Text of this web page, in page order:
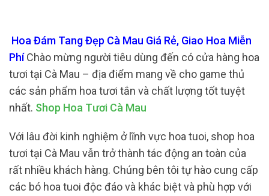
Hoa Đám Tang Đẹp Cà Mau Giá Rẻ, Giao Hoa Miễn
PhíChào mừng người tiêu dùng đến có cửa hàng hoa
tươi tại Cà Mau – địa điểm mang về cho game thủ
các sản phẩm hoa tươi tắn và chất lượng tốt tuyệt
nhất. Shop Hoa Tươi Cà Mau
Với lâu đời kinh nghiệm ở lĩnh vực hoa tuoi, shop hoa
tươi tại Cà Mau vẫn trở thành tác động an toàn của
rất nhiều khách hàng. Chúng bên tôi tự hào cung cấp
các bó hoa tuoi độc đáo và khác biệt và phù hợp với